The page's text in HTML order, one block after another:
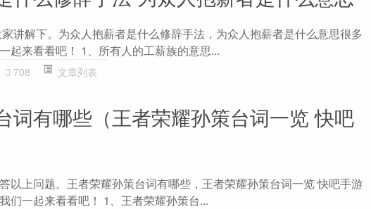
讲解下。为众人抱薪者是什么修辞手法，为众人抱薪者是什么意思很多
起来看看吧！ 1、所有人的工薪族的意思...
708 文章列表
词有哪些（王者荣耀孙策台词一览 快吧
以上问题。王者荣耀孙策台词有哪些，王者荣耀孙策台词一览 快吧手游
们一起来看看吧！ 1、王者荣耀孙策台...